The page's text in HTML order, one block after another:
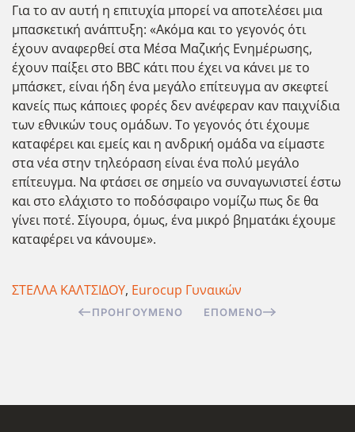
Για το αν αυτή η επιτυχία μπορεί να αποτελέσει μια
μπασκετική ανάπτυξη: «Ακόμα και το γεγονός ότι
έχουν αναφερθεί στα Μέσα Μαζικής Ενημέρωσης,
έχουν παίξει στο BBC κάτι που έχει να κάνει με το
μπάσκετ, είναι ήδη ένα μεγάλο επίτευγμα αν σκεφτεί
κανείς πως κάποιες φορές δεν ανέφεραν καν παιχνίδια
των εθνικών τους ομάδων. Το γεγονός ότι έχουμε
καταφέρει και εμείς και η ανδρική ομάδα να είμαστε
στα νέα στην τηλεόραση είναι ένα πολύ μεγάλο
επίτευγμα. Να φτάσει σε σημείο να συναγωνιστεί έστω
και στο ελάχιστο το ποδόσφαιρο νομίζω πως δε θα
γίνει ποτέ. Σίγουρα, όμως, ένα μικρό βηματάκι έχουμε
καταφέρει να κάνουμε».
ΣΤΕΛΛΑ ΚΑΛΤΣΙΔΟΥ, Eurocup Γυναικών
ΠΡΟΗΓΟΎΜΕΝΟ ΕΠΌΜΕΝΟ